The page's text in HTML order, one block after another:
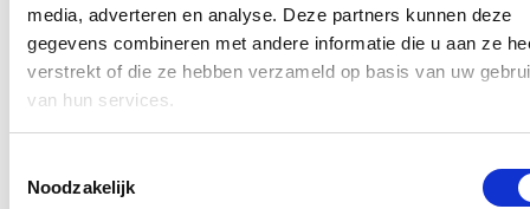
media, adverteren en analyse. Deze partners kunnen deze
gegevens combineren met andere informatie die u aan ze
verstrekt of die ze hebben verzameld op basis van uw
van hun services.
Noodzakelijk
Nieuwe speeltuin in Ter Durmenpark komt er nog
dit jaar
05/08/26
leefbaarheid van de wijk en bieden kinderen de mogelijkheid om